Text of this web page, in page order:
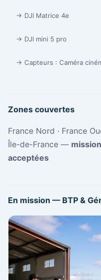
→ DJI Matrice 4e
→ DJI mini 5 pro
→ Capteurs : Caméra
Zones couvertes
France Nord · France
Île-de-France —
acceptées
En mission — BTP &